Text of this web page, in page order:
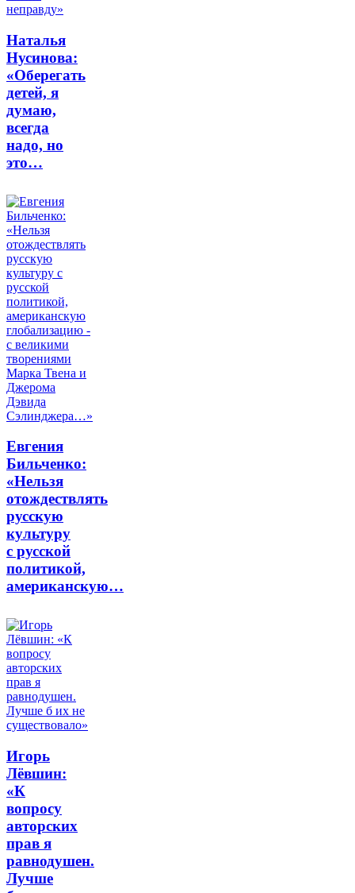
Наталья
Нусинова:
«Оберегать
детей, я
думаю,
всегда
надо, но
это…
Евгения
Бильченко:
«Нельзя
отождествлять
русскую
культуру
с русской
политикой,
американскую…
Игорь
Лёвшин:
«К
вопросу
авторских
прав я
равнодушен.
Лучше